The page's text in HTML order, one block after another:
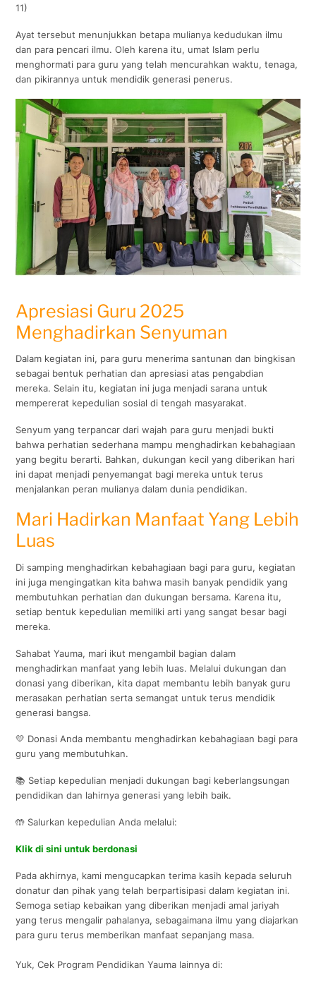
11)
Ayat tersebut menunjukkan betapa mulianya kedudukan ilmu
dan para pencari ilmu. Oleh karena itu, umat Islam perlu
menghormati para guru yang telah mencurahkan waktu, tenaga,
dan pikirannya untuk mendidik generasi penerus.
Apresiasi Guru 2025
Menghadirkan Senyuman
Dalam kegiatan ini, para guru menerima santunan dan bingkisan
sebagai bentuk perhatian dan apresiasi atas pengabdian
mereka. Selain itu, kegiatan ini juga menjadi sarana untuk
mempererat kepedulian sosial di tengah masyarakat.
Senyum yang terpancar dari wajah para guru menjadi bukti
bahwa perhatian sederhana mampu menghadirkan kebahagiaan
yang begitu berarti. Bahkan, dukungan kecil yang diberikan hari
ini dapat menjadi penyemangat bagi mereka untuk terus
menjalankan peran mulianya dalam dunia pendidikan.
Mari Hadirkan Manfaat Yang Lebih
Luas
Di samping menghadirkan kebahagiaan bagi para guru, kegiatan
ini juga mengingatkan kita bahwa masih banyak pendidik yang
membutuhkan perhatian dan dukungan bersama. Karena itu,
setiap bentuk kepedulian memiliki arti yang sangat besar bagi
mereka.
Sahabat Yauma, mari ikut mengambil bagian dalam
menghadirkan manfaat yang lebih luas. Melalui dukungan dan
donasi yang diberikan, kita dapat membantu lebih banyak guru
merasakan perhatian serta semangat untuk terus mendidik
generasi bangsa.
💛 Donasi Anda membantu menghadirkan kebahagiaan bagi para
guru yang membutuhkan.
📚 Setiap kepedulian menjadi dukungan bagi keberlangsungan
pendidikan dan lahirnya generasi yang lebih baik.
🤲 Salurkan kepedulian Anda melalui:
Klik di sini untuk berdonasi
Pada akhirnya, kami mengucapkan terima kasih kepada seluruh
donatur dan pihak yang telah berpartisipasi dalam kegiatan ini.
Semoga setiap kebaikan yang diberikan menjadi amal jariyah
yang terus mengalir pahalanya, sebagaimana ilmu yang diajarkan
para guru terus memberikan manfaat sepanjang masa.
Yuk, Cek Program Pendidikan Yauma lainnya di: